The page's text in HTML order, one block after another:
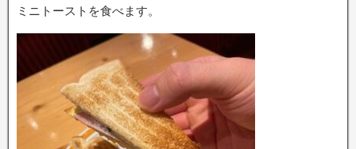
ミニトーストを食べます。